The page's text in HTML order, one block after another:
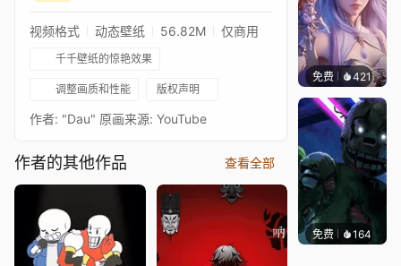
视频格式 动态壁纸 56.82M 仅商用
千千壁纸的惊艳效果
调整画质和性能 版权声明
作者: "Dau" 原画来源: YouTube
作者的其他作品 查看全部
免费 421好看
免费 164